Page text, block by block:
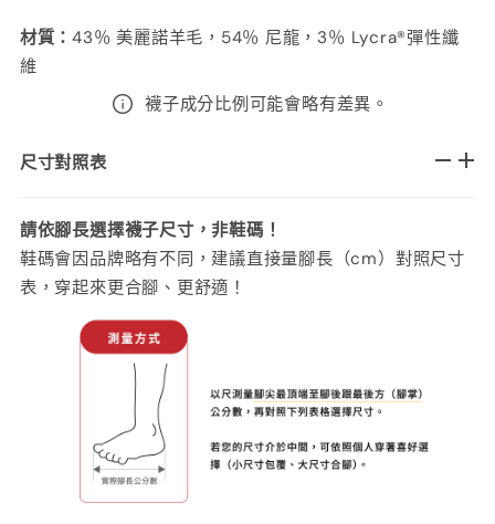
材質 ：43％ 美麗諾羊毛，54％ 尼龍，3％ Lycra®彈性纖
維
襪子成分比例可能會略有差異。
尺寸對照表
請依腳長選擇襪子尺寸，非鞋碼！
鞋碼會因品牌略有不同，建議直接量腳長（cm）對照尺寸
表，穿起來更合腳、更舒適！